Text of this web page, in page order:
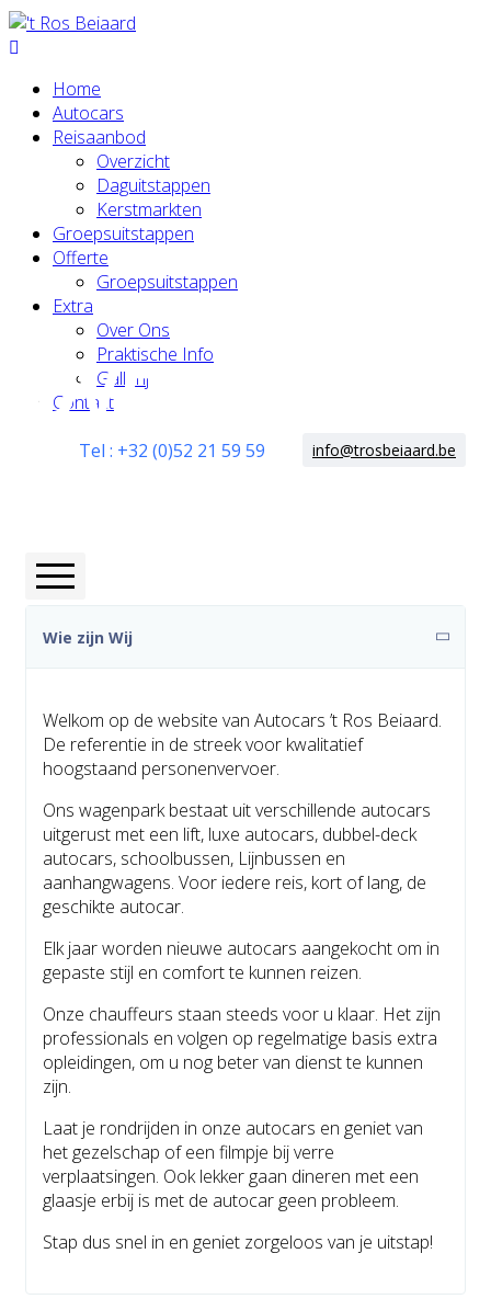
Home
Autocars
Reisaanbod
Overzicht
Daguitstappen
Kerstmarkten
Groepsuitstappen
Offerte
Groepsuitstappen
Extra
Over Ons
Praktische Info
Gallerij
Contact
Tel : +32 (0)52 21 59 59
info@trosbeiaard.be
OVER ONS
Wie zijn wij
Historiek
Infrastructuur
Wie zijn Wij
Welkom op de website van Autocars ’t Ros Beiaard.
De referentie in de streek voor kwalitatief
hoogstaand personenvervoer.
Ons wagenpark bestaat uit verschillende autocars
uitgerust met een lift, luxe autocars, dubbel-deck
autocars, schoolbussen, Lijnbussen en
aanhangwagens. Voor iedere reis, kort of lang, de
geschikte autocar.
Elk jaar worden nieuwe autocars aangekocht om in
gepaste stijl en comfort te kunnen reizen.
Onze chauffeurs staan steeds voor u klaar. Het zijn
professionals en volgen op regelmatige basis extra
opleidingen, om u nog beter van dienst te kunnen
zijn.
Laat je rondrijden in onze autocars en geniet van
het gezelschap of een filmpje bij verre
verplaatsingen. Ook lekker gaan dineren met een
glaasje erbij is met de autocar geen probleem.
Stap dus snel in en geniet zorgeloos van je uitstap!